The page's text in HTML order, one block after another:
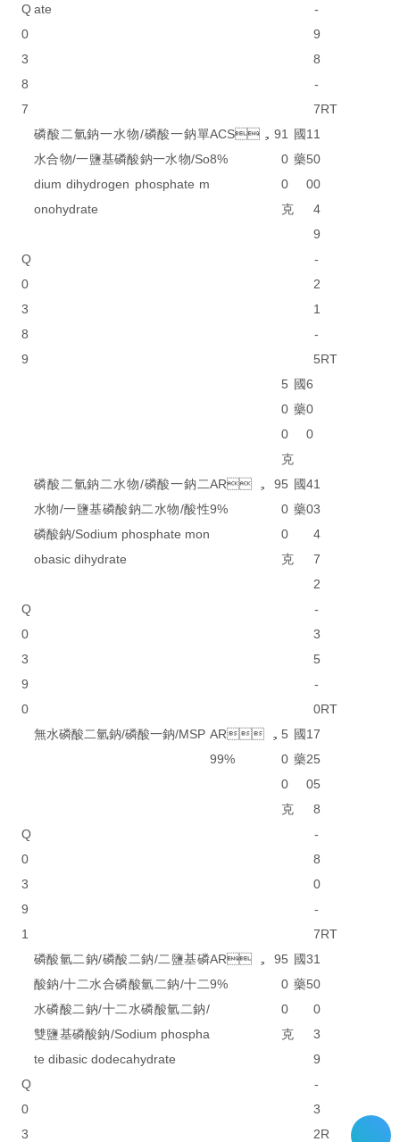
Q
0
3
8
7
ate
-
9
8
-
7RT
Q
0
3
8
9
磷酸二氫鈉一水物/磷酸一鈉單
水合物/一鹽基磷酸鈉一水物/So
dium dihydrogen phosphate m
onohydrate
ACS，9
8%
1
0
0
克
國
藥
1
5
0
1
0
0
4
9
-
2
1
-
5RT
5
0
0
克
國
藥
6
0
0
Q
0
3
9
0
磷酸二氫鈉二水物/磷酸一鈉二
水物/一鹽基磷酸鈉二水物/酸性
磷酸鈉/Sodium phosphate mon
obasic dihydrate
AR，9
9%
5
0
0
克
國
藥
4
0
1
3
4
7
2
-
3
5
-
0RT
Q
0
3
9
1
無水磷酸二氫鈉/磷酸一鈉/MSP AR，
99%
5
0
0
克
國
藥
1
2
0
7
5
5
8
-
8
0
-
7RT
Q
0
3
磷酸氫二鈉/磷酸二鈉/二鹽基磷
酸鈉/十二水合磷酸氫二鈉/十二
水磷酸二鈉/十二水磷酸氫二鈉/
雙鹽基磷酸鈉/Sodium phospha
te dibasic dodecahydrate
AR，9
9%
5
0
0
克
國
藥
3
5
1
0
0
3
9
-
3
2R